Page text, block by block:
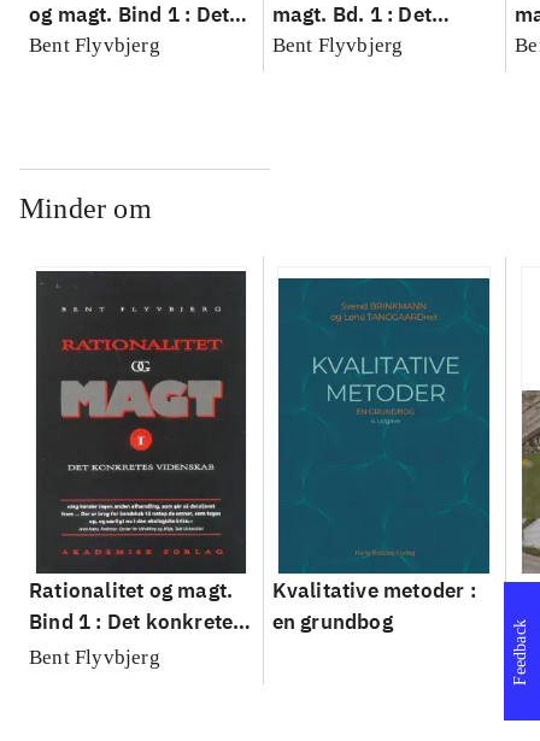
og magt. Bind 1 : Det
konkretes videnskab
Bent Flyvbjerg
magt. Bd. 1 : Det
konkretes videnskab
Bent Flyvbjerg
Minder om
Rationalitet og magt.
Bind 1 : Det konkretes
videnskab
Bent Flyvbjerg
Kvalitative metoder :
en grundbog
Feedback